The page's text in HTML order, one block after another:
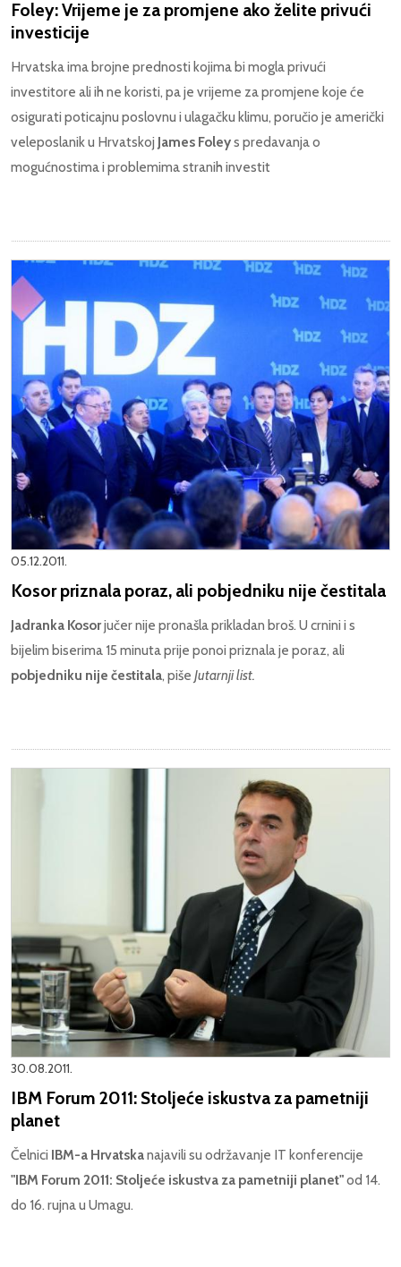
Foley: Vrijeme je za promjene ako želite privući
investicije
Hrvatska ima brojne prednosti kojima bi mogla privući
investitore ali ih ne koristi, pa je vrijeme za promjene koje će
osigurati poticajnu poslovnu i ulagačku klimu, poručio je američki
veleposlanik u Hrvatskoj James Foleys predavanja o
mogućnostima i problemima stranih investit
05.12.2011.
Kosor priznala poraz, ali pobjedniku nije čestitala
Jadranka Kosorjučer nije pronašla prikladan broš. U crnini i s
bijelim biserima 15 minuta prije ponoi priznala je poraz, ali
pobjedniku nije čestitala, piše Jutarnji list.
30.08.2011.
IBM Forum 2011: Stoljeće iskustva za pametniji
planet
Čelnici IBM-a Hrvatskanajavili su održavanje IT konferencije
"IBM Forum 2011: Stoljeće iskustva za pametniji planet"od 14.
do 16. rujna u Umagu.